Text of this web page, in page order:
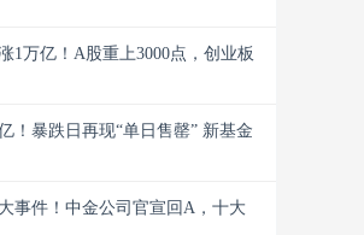
1万亿！A股重上3000点，创业板
！暴跌日再现“单日售罄” 新基金
事件！中金公司官宣回A，十大